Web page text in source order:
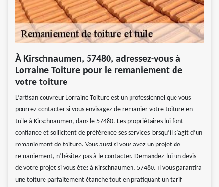
À Kirschnaumen, 57480, adressez-vous à
Lorraine Toiture pour le remaniement de
votre toiture
L’artisan couvreur Lorraine Toiture est un professionnel que vous
pourrez contacter si vous envisagez de remanier votre toiture en
tuile à Kirschnaumen, dans le 57480. Les propriétaires lui font
confiance et sollicitent de préférence ses services lorsqu’il s’agit d’un
remaniement de toiture. Vous aussi si vous avez un projet de
remaniement, n’hésitez pas à le contacter. Demandez-lui un devis
de votre projet si vous êtes à Kirschnaumen, 57480. Il vous garantira
une toiture parfaitement étanche tout en pratiquant un tarif